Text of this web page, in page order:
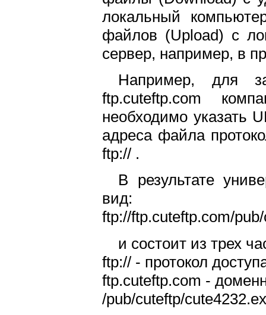
локальный
файлов (Upload) с
сервер, например, в
Например, для
ftp.cuteftp.com
необходимо указать
адреса файла
ftp:// .
В результате
вид:
ftp://ftp.cuteftp.com/
и состоит из трех
ftp:// - протокол
ftp.cuteftp.com -
/pub/cuteftp/